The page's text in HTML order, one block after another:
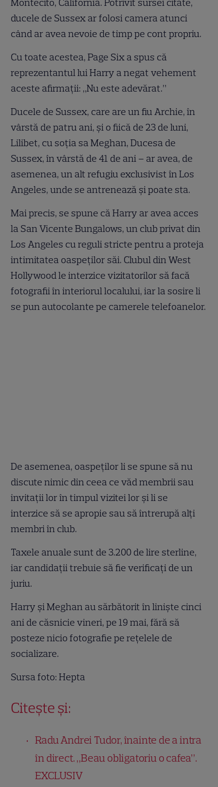
Montecito, California. Potrivit sursei citate,
ducele de Sussex ar folosi camera atunci
când ar avea nevoie de timp pe cont propriu.
Cu toate acestea, Page Six a spus că
reprezentantul lui Harry a negat vehement
aceste afirmații: „Nu este adevărat.”
Ducele de Sussex, care are un fiu Archie, în
vârstă de patru ani, și o fiică de 23 de luni,
Lilibet, cu soția sa Meghan, Ducesa de
Sussex, în vârstă de 41 de ani – ar avea, de
asemenea, un alt refugiu exclusivist în Los
Angeles, unde se antrenează și poate sta.
Mai precis, se spune că Harry ar avea acces
la San Vicente Bungalows, un club privat din
Los Angeles cu reguli stricte pentru a proteja
intimitatea oaspeților săi. Clubul din West
Hollywood le interzice vizitatorilor să facă
fotografii în interiorul localului, iar la sosire li
se pun autocolante pe camerele telefoanelor.
De asemenea, oaspeților li se spune să nu
discute nimic din ceea ce văd membrii sau
invitații lor în timpul vizitei lor și li se
interzice să se apropie sau să întrerupă alți
membri în club.
Taxele anuale sunt de 3.200 de lire sterline,
iar candidații trebuie să fie verificați de un
juriu.
Harry și Meghan au sărbătorit în liniște cinci
ani de căsnicie vineri, pe 19 mai, fără să
posteze nicio fotografie pe rețelele de
socializare.
Sursa foto: Hepta
Citește și:
Radu Andrei Tudor, înainte de a intra
în direct. „Beau obligatoriu o cafea”.
EXCLUSIV